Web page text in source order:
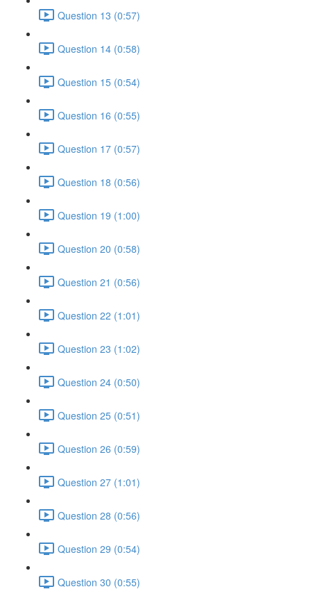
Question 13 (0:57)
Question 14 (0:58)
Question 15 (0:54)
Question 16 (0:55)
Question 17 (0:57)
Question 18 (0:56)
Question 19 (1:00)
Question 20 (0:58)
Question 21 (0:56)
Question 22 (1:01)
Question 23 (1:02)
Question 24 (0:50)
Question 25 (0:51)
Question 26 (0:59)
Question 27 (1:01)
Question 28 (0:56)
Question 29 (0:54)
Question 30 (0:55)